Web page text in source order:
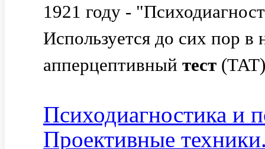
1921 году -
Используется до сих пор
апперцептивный тест
Психодиагностика и
Проективные